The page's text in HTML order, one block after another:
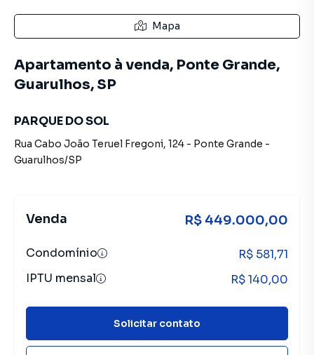
Mapa
Apartamento à venda, Ponte Grande,
Guarulhos, SP
PARQUE DO SOL
Rua Cabo João Teruel Fregoni, 124 - Ponte Grande -
Guarulhos/SP
Venda R$ 449.000,00
Condomínio
R$ 581,71
IPTU mensal
R$ 140,00
Solicitar contato